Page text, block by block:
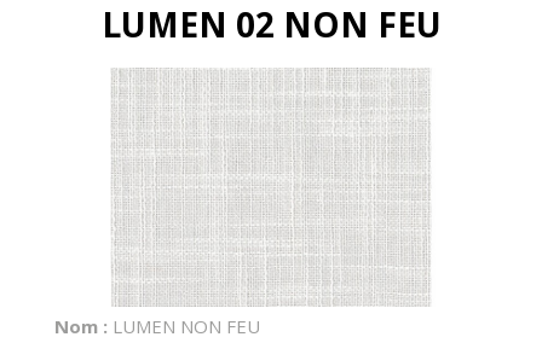
LUMEN 02 NON FEU
Nom : LUMEN NON FEU